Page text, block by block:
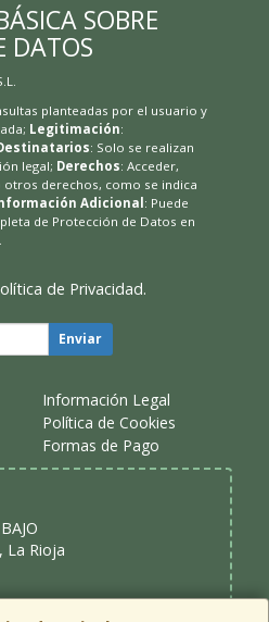
SOBRE
DATOS
planteadas por el usuario y
Legitimación:
: Solo se realizan
legal; Derechos: Acceder,
derechos, como se indica
Adicional: Puede
de Protección de Datos en
de Privacidad.
Enviar
Información Legal
Política de Cookies
Formas de Pago
, La Rioja